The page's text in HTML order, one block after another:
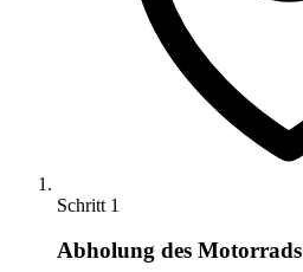
Schritt 1
Abholung des Motorrads